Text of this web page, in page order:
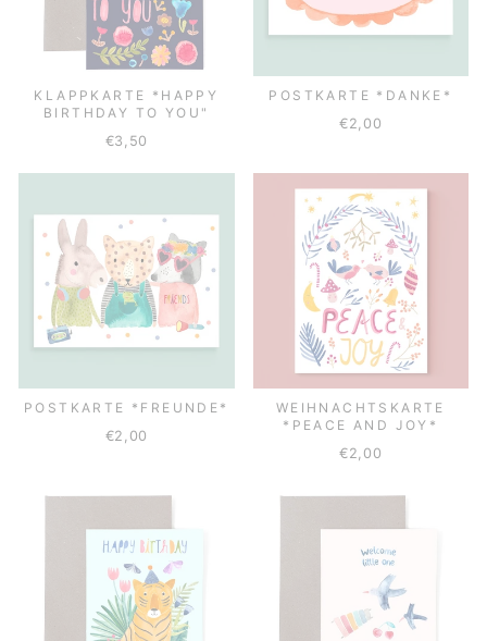
KLAPPKARTE *HAPPY
BIRTHDAY TO YOU"
€3,50
POSTKARTE *DANKE*
€2,00
POSTKARTE *FREUNDE*
€2,00
WEIHNACHTSKARTE
*PEACE AND JOY*
€2,00